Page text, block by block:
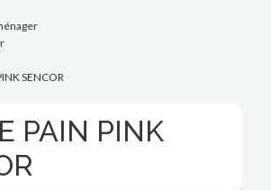
SENCOR
PAIN PINK